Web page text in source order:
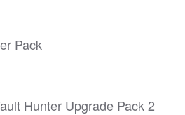
Pack
Hunter Upgrade Pack 2